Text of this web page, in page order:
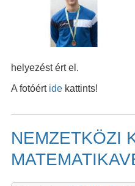
helyezést ért el.
A fotóért idekattints!
NEMZETKÖZI